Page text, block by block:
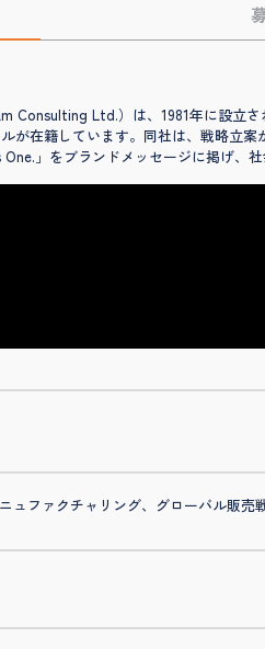
Consulting Ltd.）は、1981年に設立
が在籍しています。同社は、戦略立
」をブランドメッセージに掲げ、
ファクチャリング、グローバル販売